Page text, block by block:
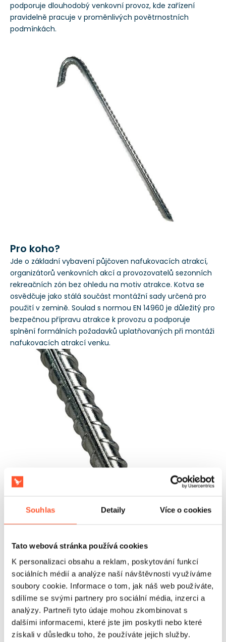
Souhlas Detaily Více o cookies
Tato webová stránka používá cookies
K personalizaci obsahu a reklam, poskytování funkcí
sociálních médií a analýze naší návštěvnosti využíváme
soubory cookie. Informace o tom, jak náš web používáte,
sdílíme se svými partnery pro sociální média, inzerci a
analýzy. Partneři tyto údaje mohou zkombinovat s
dalšími informacemi, které jste jim poskytli nebo které
získali v důsledku toho, že používáte jejich služby.
podporuje dlouhodobý venkovní provoz, kde zařízení
pravidelně pracuje v proměnlivých povětrnostních
podmínkách.
Pro koho?
Jde o základní vybavení půjčoven nafukovacích atrakcí,
organizátorů venkovních akcí a provozovatelů sezonních
rekreačních zón bez ohledu na motiv atrakce. Kotva se
osvědčuje jako stálá součást montážní sady určená pro
použití v zemině. Soulad s normou EN 14960 je důležitý pro
bezpečnou přípravu atrakce k provozu a podporuje
splnění formálních požadavků uplatňovaných při montáži
nafukovacích atrakcí venku.
Využití
V každodenním provozu kotva zpřehledňuje montáž a
dává týmu jasný, opakovatelný způsob zabezpečení
atrakce na trávě nebo jiném zemním podkladu. Omezuje
riziko improvizovaných řešení, urychluje přípravu
stanoviště a usnadňuje udržení pracovního standardu při
dalších zakázkách. Pro firmu to znamená vyšší provozní